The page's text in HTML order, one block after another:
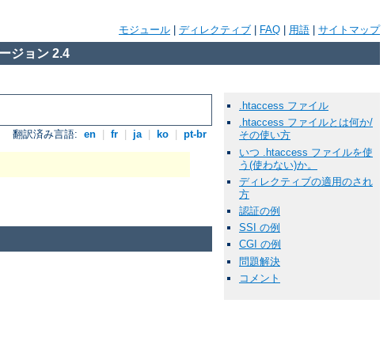
モジュール ディレクティブ FAQ 用語 サイトマップ
ジョン 2.4
翻訳済み言語: en fr ja ko pt-br
.htaccess ファイル
.htaccess ファイルとは何か/
その使い方
いつ .htaccess ファイルを使
う(使わない)か。
ディレクティブの適用のされ
方
認証の例
SSI の例
CGI の例
問題解決
コメント